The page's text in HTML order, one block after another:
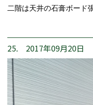
二階は天井の石膏ボード
25. 2017年09月20日